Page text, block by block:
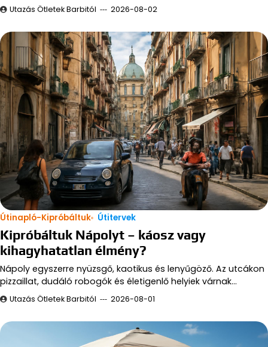
Utazás Ötletek Barbitól 2026-08-02
Útinapló-Kipróbáltuk Útitervek
Kipróbáltuk Nápolyt – káosz vagy
kihagyhatatlan élmény?
Nápoly egyszerre nyüzsgő, kaotikus és lenyűgöző. Az utcákon
pizzaillat, dudáló robogók és életigenlő helyiek várnak…
Utazás Ötletek Barbitól 2026-08-01